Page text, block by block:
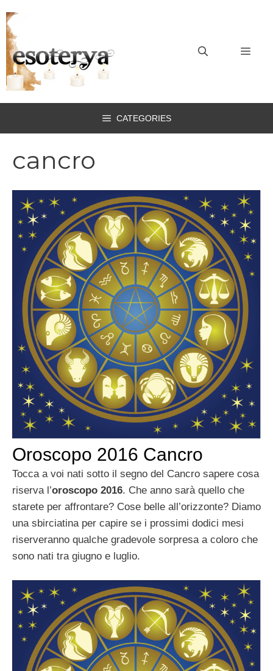
al
contenuto
CATEGORIES
cancro
Oroscopo 2016 Cancro
Tocca a voi nati sotto il segno del Cancro sapere cosa
riserva l’oroscopo 2016. Che anno sarà quello che
starete per affrontare? Cose belle all’orizzonte? Diamo
una sbirciatina per capire se i prossimi dodici mesi
riserveranno qualche gradevole sorpresa a coloro che
sono nati tra giugno e luglio.